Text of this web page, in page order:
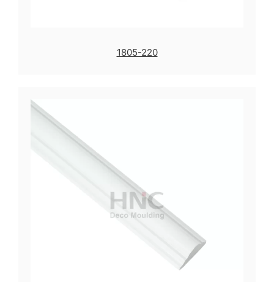
1805-220